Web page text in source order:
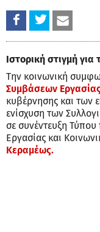
Ιστορική στιγμή για
Την κοινωνική
Συμβάσεων
κυβέρνησης και των
ενίσχυση των
σε συνέντευξη
Εργασίας και
Κεραμέως.